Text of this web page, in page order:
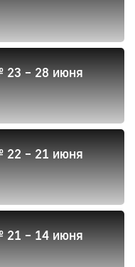
23 – 28 июня
22 – 21 июня
21 – 14 июня